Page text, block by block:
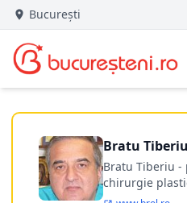
București
Bratu
doctor
Bratu Tiberiu -
chirurgie